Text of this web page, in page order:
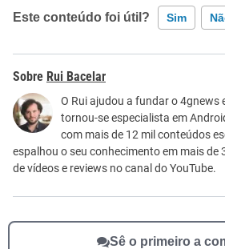
Este conteúdo foi útil? Sim
Este conteúdo contém informação
Este conteúdo não tem a informação
Outro
Rui Bacelar
O Rui ajudou a fundar o 4gnews
tornou-se especialista em
com mais de 12 mil conteúdos
espalhou o seu conhecimento em mais de
de vídeos e reviews no canal do YouTube.
Sê o primeiro a